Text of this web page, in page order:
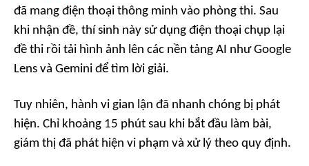
đã mang điện thoại thông minh vào phòng thi. Sau
khi nhận đề, thí sinh này sử dụng điện thoại chụp lại
đề thi rồi tải hình ảnh lên các nền tảng AI như Google
Lens và Gemini để tìm lời giải.
Tuy nhiên, hành vi gian lận đã nhanh chóng bị phát
hiện. Chỉ khoảng 15 phút sau khi bắt đầu làm bài,
giám thị đã phát hiện vi phạm và xử lý theo quy định.